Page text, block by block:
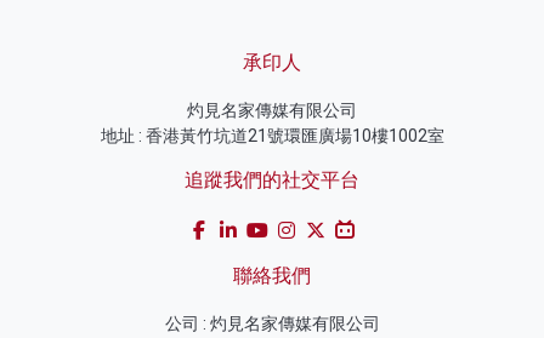
承印人
灼見名家傳媒有限公司
地址 : 香港黃竹坑道21號環匯廣場10樓1002室
追蹤我們的社交平台
聯絡我們
公司 : 灼見名家傳媒有限公司